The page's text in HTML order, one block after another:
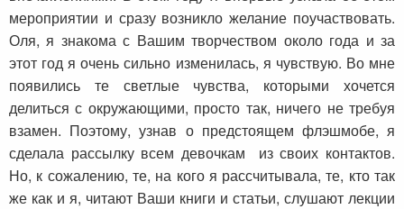
мероприятии и сразу возникло желание поучаствовать.
Оля, я знакома с Вашим творчеством около года и за
этот год я очень сильно изменилась, я чувствую. Во мне
появились те светлые чувства, которыми хочется
делиться с окружающими, просто так, ничего не требуя
взамен. Поэтому, узнав о предстоящем флэшмобе, я
сделала рассылку всем девочкам из своих контактов.
Но, к сожалению, те, на кого я рассчитывала, те, кто так
же как и я, читают Ваши книги и статьи, слушают лекции